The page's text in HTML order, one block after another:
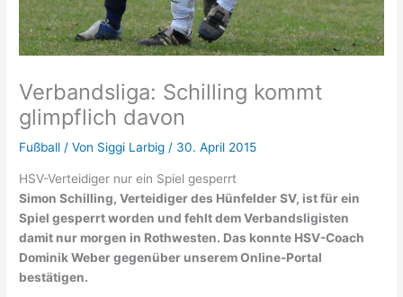
Verbandsliga: Schilling kommt
glimpflich davon
Fußball / Von Siggi Larbig / 30. April 2015
HSV-Verteidiger nur ein Spiel gesperrt
Simon Schilling, Verteidiger des Hünfelder SV, ist für ein
Spiel gesperrt worden und fehlt dem Verbandsligisten
damit nur morgen in Rothwesten. Das konnte HSV-Coach
Dominik Weber gegenüber unserem Online-Portal
bestätigen.